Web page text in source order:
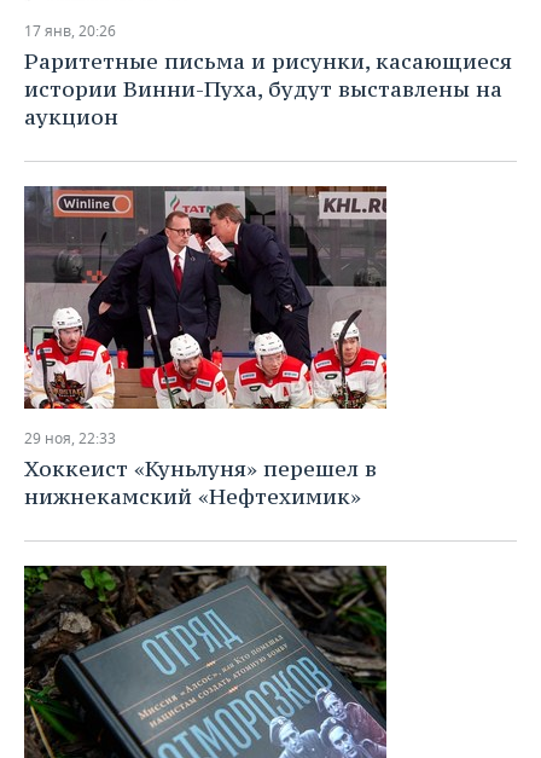
17 янв, 20:26
Раритетные письма и рисунки, касающиеся
истории Винни-Пуха, будут выставлены на
аукцион
29 ноя, 22:33
Хоккеист «Куньлуня» перешел в
нижнекамский «Нефтехимик»